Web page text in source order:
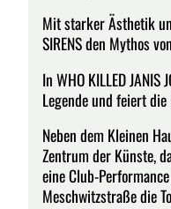
Mit starker Ästhetik
SIRENS den Mythos
In WHO KILLED
Legende und feiert
Neben dem Kleinen
Zentrum der Künste,
eine Club-
Meschwitzstraße die